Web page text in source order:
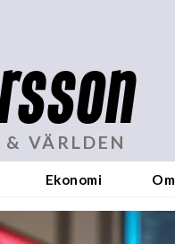
VÄRLDEN
Ekonomi Om